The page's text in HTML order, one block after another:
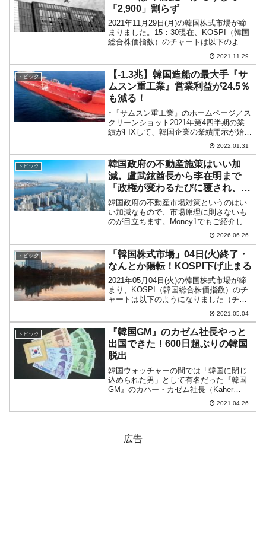
「2,900」割らず
2021年11月29日(月)の韓国株式市場が締
まりました。15：30現在、KOSPI（韓国
総合株価指数）のチャートは以下のよう
『Investing.com』より引用）。KOSPIは
5日続落で締まりました。かろうじて...
2021.11.29
トピック
【-1.3兆】韓国造船の最大手『サ
ムスン重工業』営業利益が24.5％
も減る！
↑『サムスン重工業』のホームページ／ス
クリーンショット2021年第4四半期の業
績がFIXして、韓国企業の業績開示が始ま
っています。韓国造船大手『サムスン重
工業』が2021年通年の業績を公表したの
でご紹介します（ただし暫定版）。韓国
の造船大手...
2022.01.31
トピック
韓国政府の不動産施策はいい加
減。盧武鉉酋長から李在明まで
「政権が変わるたびに覆され、国
民は政府を信頼できない」
韓国政府の不動産市場対策というのはい
い加減なもので、市場原理に則さないも
のが目立ちます。Money1でもご紹介して
きたとおり、ボンクラを絵に描いたよう
だった文在寅時代はまさにその典型で、
不動産価格が急騰したわけですが、政府
（および与党）が繰...
2026.06.26
トピック
「韓国株式市場」04日(火)終了・
なんとか陽転！KOSPI下げ止まる
2021年05月04日(火)の韓国株式市場が締
まり、KOSPI（韓国総合株価指数）のチ
ャートは以下のようになりました（チャ
ートは『Investing.com』より引用）。初
動段階では5日連続ダウンかとお通夜状態
だったのですが、陽転しました。...
2021.05.04
トピック
『韓国GM』のカゼム社長やっと
出国できた！600日超ぶりの韓国
脱出
韓国ウォッチャーの間では「韓国に閉じ
込められた男」として有名だった『韓国
GM』のカハー・カゼム社長（Kaher
Kazem）がやっと韓国外に出られたこと
（海外出張）が報じられました。先にご
2021.04.26
広告